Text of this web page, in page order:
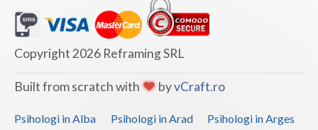
Copyright 2026 Reframing SRL
Built from scratch with byvCraft.ro
Psihologi in Alba Psihologi in Arad
Psihologi in Arges